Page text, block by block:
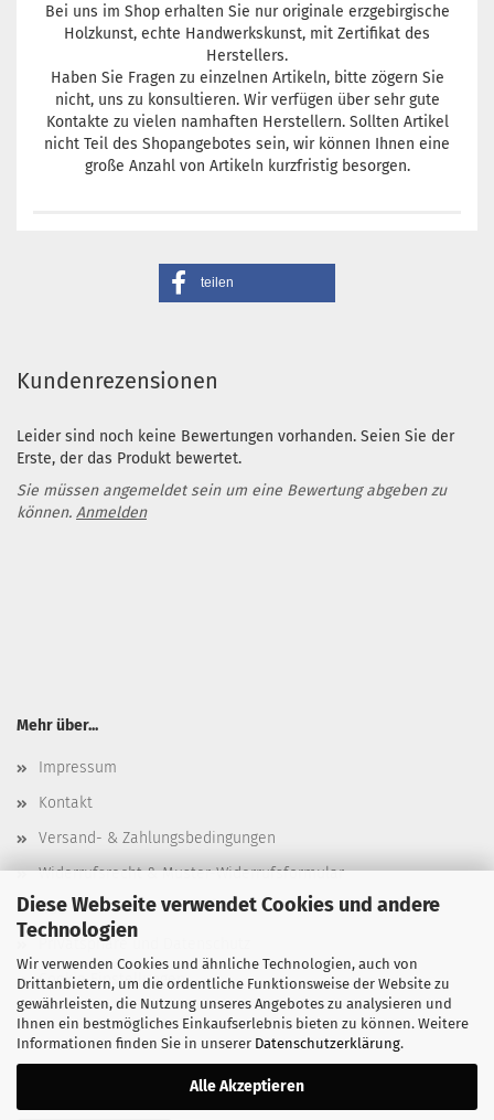
Diese Webseite verwendet Cookies und andere
Technologien
Wir verwenden Cookies und ähnliche Technologien, auch von
Drittanbietern, um die ordentliche Funktionsweise der Website zu
gewährleisten, die Nutzung unseres Angebotes zu analysieren und
Ihnen ein bestmögliches Einkaufserlebnis bieten zu können. Weitere
Informationen finden Sie in unserer Datenschutzerklärung.
Alle Akzeptieren
Bei uns im Shop erhalten Sie nur originale erzgebirgische
Holzkunst, echte Handwerkskunst, mit Zertifikat des
Herstellers.
Haben Sie Fragen zu einzelnen Artikeln, bitte zögern Sie
nicht, uns zu konsultieren. Wir verfügen über sehr gute
Kontakte zu vielen namhaften Herstellern. Sollten Artikel
nicht Teil des Shopangebotes sein, wir können Ihnen eine
große Anzahl von Artikeln kurzfristig besorgen.
teilen
Kundenrezensionen
Leider sind noch keine Bewertungen vorhanden. Seien Sie der
Erste, der das Produkt bewertet.
Sie müssen angemeldet sein um eine Bewertung abgeben zu
können. Anmelden
Mehr über...
Impressum
Kontakt
Versand- & Zahlungsbedingungen
Widerrufsrecht & Muster-Widerrufsformular
AGB
Privatsphäre und Datenschutz
Cookie Einstellungen